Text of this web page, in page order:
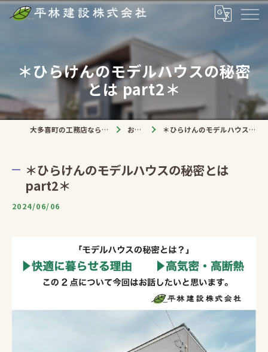
＊ひらけんのモデルハウスの秘密
とは part2＊
大多喜町の工務店なら平林建設株式会社 お知らせ ＊ひらけんのモデルハウスの秘密とは part2＊
＊ひらけんのモデルハウスの秘密とは
part2＊
2024/06/06